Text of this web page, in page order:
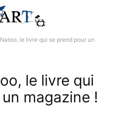
le livre qui se prend pour un
le livre qui
magazine !